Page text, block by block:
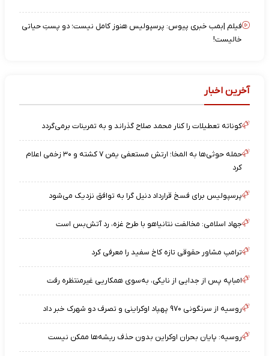
فیلم |بمب خبری پیوس: پرسپولیس هنوز کامل نیست؛ دو پستِ حیاتی
خالیست!
آخرین اخبار
کوناته تعطیلات را کنار محمد صلاح گذراند و به تمرینات برمی‌گردد
حمله حوثی‌ها به المخا؛ ارتش مستعفی یمن ۷ کشته و ۳۰ زخمی اعلام
کرد
پرسپولیس برای فسخ قرارداد دنیل گرا به توافق نزدیک می‌شود
جهاد اسلامی: مخالفت نتانیاهو با طرح غزه، رد آتش‌بس است
ترامپ مشاور حقوقی تازه کاخ سفید را معرفی کرد
امباپه پس از جدایی از نایکی، به‌سوی همکاریی غیرمنتظره رفت
روسیه از سرنگونی ۹۷۰ پهپاد اوکراینی و تصرف دو شهرک خبر داد
روسیه: پایان بحران اوکراین بدون حذف ریشه‌ها ممکن نیست